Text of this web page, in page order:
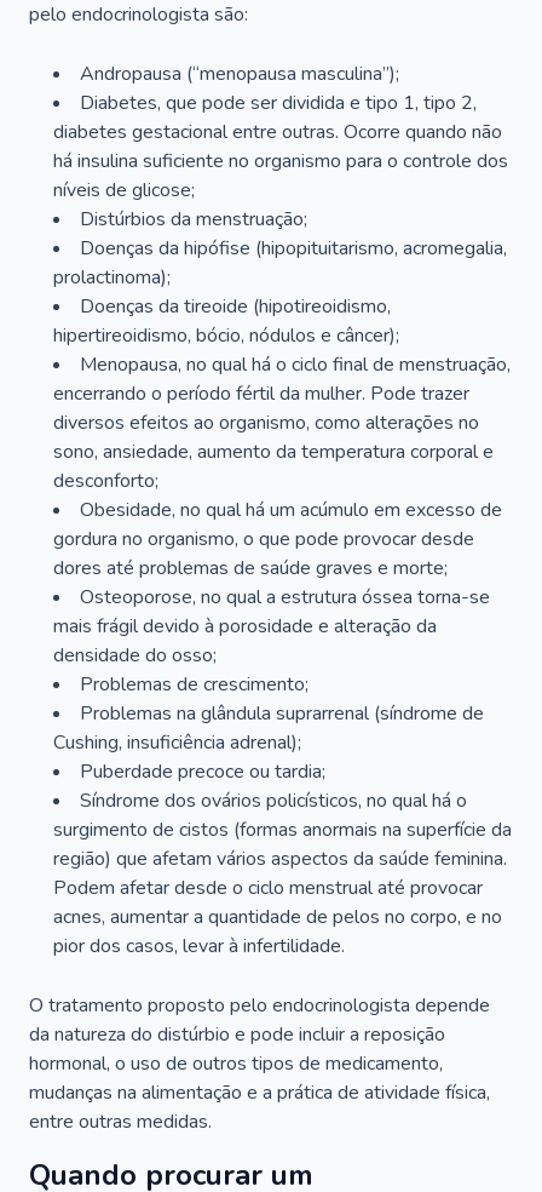
pelo endocrinologista são:
Andropausa (“menopausa masculina”);
Diabetes, que pode ser dividida e tipo 1, tipo 2,
diabetes gestacional entre outras. Ocorre quando não
há insulina suficiente no organismo para o controle dos
níveis de glicose;
Distúrbios da menstruação;
Doenças da hipófise (hipopituitarismo, acromegalia,
prolactinoma);
Doenças da tireoide (hipotireoidismo,
hipertireoidismo, bócio, nódulos e câncer);
Menopausa, no qual há o ciclo final de menstruação,
encerrando o período fértil da mulher. Pode trazer
diversos efeitos ao organismo, como alterações no
sono, ansiedade, aumento da temperatura corporal e
desconforto;
Obesidade, no qual há um acúmulo em excesso de
gordura no organismo, o que pode provocar desde
dores até problemas de saúde graves e morte;
Osteoporose, no qual a estrutura óssea torna-se
mais frágil devido à porosidade e alteração da
densidade do osso;
Problemas de crescimento;
Problemas na glândula suprarrenal (síndrome de
Cushing, insuficiência adrenal);
Puberdade precoce ou tardia;
Síndrome dos ovários policísticos, no qual há o
surgimento de cistos (formas anormais na superfície da
região) que afetam vários aspectos da saúde feminina.
Podem afetar desde o ciclo menstrual até provocar
acnes, aumentar a quantidade de pelos no corpo, e no
pior dos casos, levar à infertilidade.
O tratamento proposto pelo endocrinologista depende
da natureza do distúrbio e pode incluir a reposição
hormonal, o uso de outros tipos de medicamento,
mudanças na alimentação e a prática de atividade física,
entre outras medidas.
Quando procurar um